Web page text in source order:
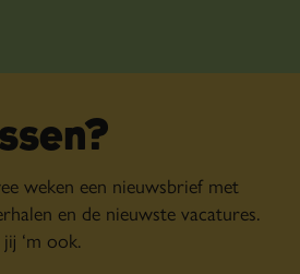
weken een nieuwsbrief met
en de nieuwste vacatures.
‘m ook.